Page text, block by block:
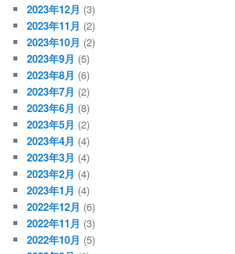
2023年12月 (3)
2023年11月 (2)
2023年10月 (2)
2023年9月 (5)
2023年8月 (6)
2023年7月 (2)
2023年6月 (8)
2023年5月 (2)
2023年4月 (4)
2023年3月 (4)
2023年2月 (4)
2023年1月 (4)
2022年12月 (6)
2022年11月 (3)
2022年10月 (5)